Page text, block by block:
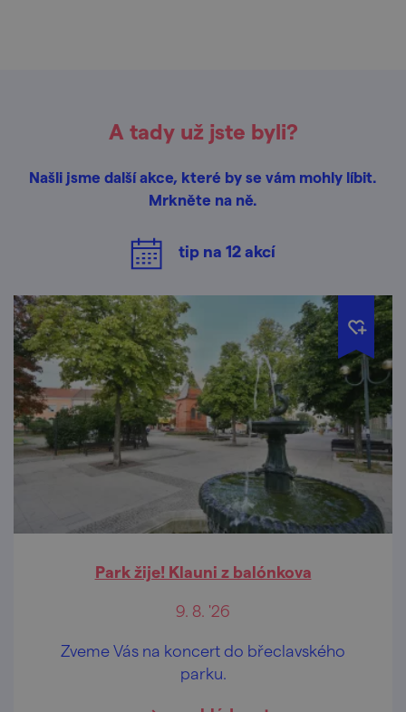
A tady už jste byli?
Našli jsme další akce, které by se vám mohly líbit.
Mrkněte na ně.
tip na 12akcí
Park žije! Klauni z balónkova
9. 8. '26
Zveme Vás na koncert do břeclavského
parku.